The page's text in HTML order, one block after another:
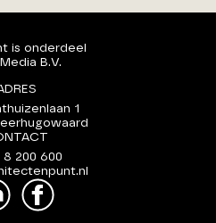
is onderdeel
B.V.
1
8 200 600